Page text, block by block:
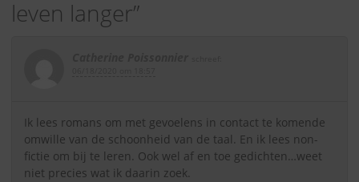
leven langer”
Ik lees romans om met gevoelens in contact te komende
omwille van de schoonheid van de taal. En ik lees non-
fictie om bij te leren. Ook wel af en toe gedichten…weet
niet precies wat ik daarin zoek.